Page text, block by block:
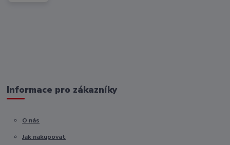
Informace pro zákazníky
O nás
Jak nakupovat